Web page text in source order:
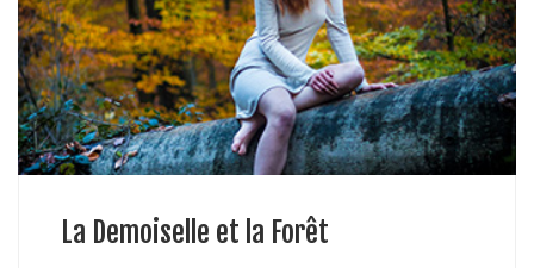
La Demoiselle et la Forêt